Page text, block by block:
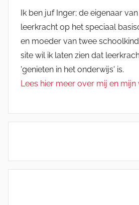
Ik ben juf Inger; de eigenaar
leerkracht op het speciaal
en moeder van twee
site wil ik laten zien dat
'genieten in het onderwijs' is.
Lees hier meer over mij en mijn